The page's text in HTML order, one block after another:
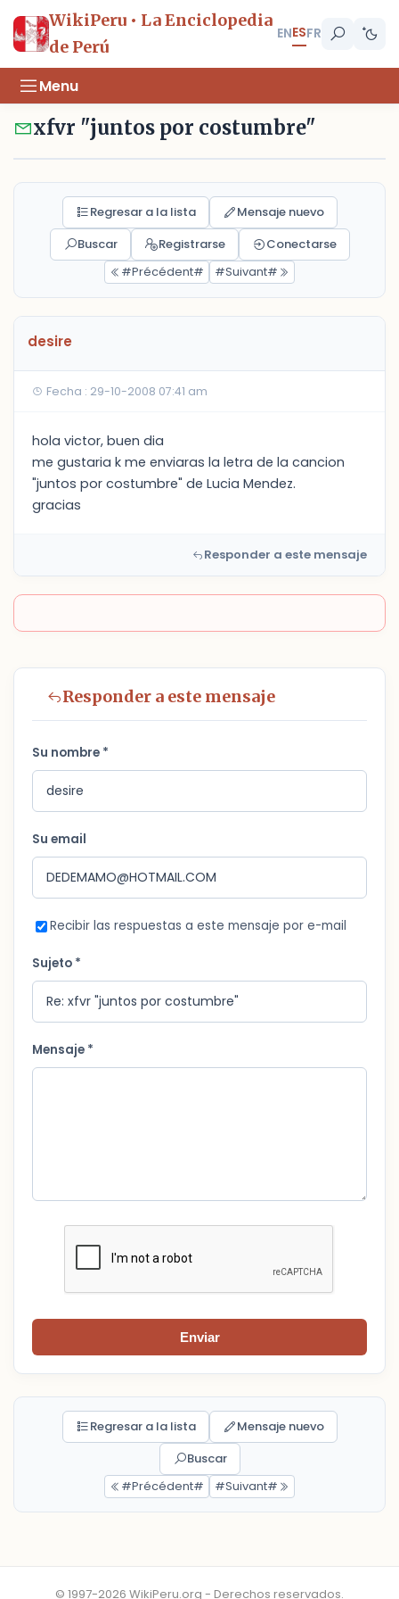
WikiPeru • La Enciclopedia
de Perú
ENESFR
Menu
xfvr "juntos por costumbre"
Regresar a la lista
Mensaje nuevo
Buscar
Registrarse
Conectarse
#Précédent#
#Suivant#
desire
Fecha : 29-10-2008 07:41 am
hola victor, buen dia
me gustaria k me enviaras la letra de la cancion
"juntos por costumbre" de Lucia Mendez.
gracias
Responder a este mensaje
Responder a este mensaje
Su nombre *
Su email
Recibir las respuestas a este mensaje por e-mail
Sujeto *
Mensaje *
Enviar
Regresar a la lista
Mensaje nuevo
Buscar
#Précédent#
#Suivant#
© 1997-2026 WikiPeru.org - Derechos reservados.